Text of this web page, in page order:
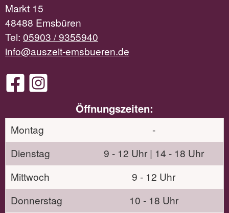
Markt 15
48488 Emsbüren
Tel: 05903 / 9355940
info@auszeit-emsbueren.de
Öffnungszeiten:
Montag
-
Dienstag
9 - 12 Uhr | 14 - 18 Uhr
Mittwoch
9 - 12 Uhr
Donnerstag
10 - 18 Uhr